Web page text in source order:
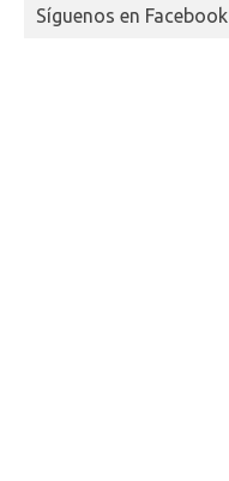
Síguenos en Facebook